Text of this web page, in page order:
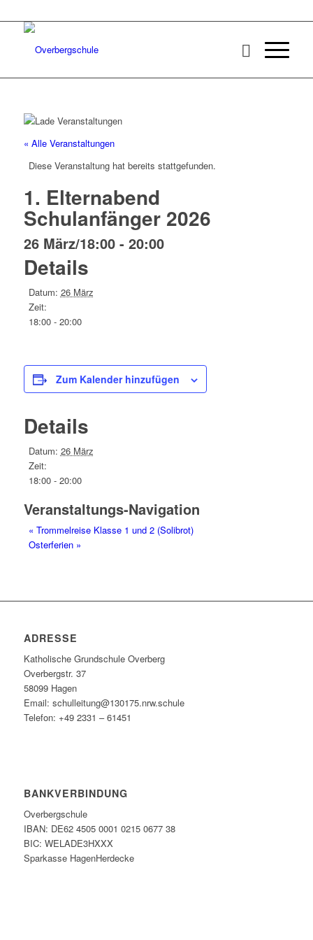
« Alle Veranstaltungen
Diese Veranstaltung hat bereits stattgefunden.
1. Elternabend
Schulanfänger 2026
26 März/18:00- 20:00
Details
Datum: 26 März
Zeit:
18:00 - 20:00
Zum Kalender hinzufügen
Details
Datum: 26 März
Zeit:
18:00 - 20:00
Veranstaltungs-Navigation
« Trommelreise Klasse 1 und 2 (Solibrot)
Osterferien »
ADRESSE
Katholische Grundschule Overberg
Overbergstr. 37
58099 Hagen
Email: schulleitung@130175.nrw.schule
Telefon: +49 2331 – 61451
BANKVERBINDUNG
Overbergschule
IBAN: DE62 4505 0001 0215 0677 38
BIC: WELADE3HXXX
Sparkasse HagenHerdecke